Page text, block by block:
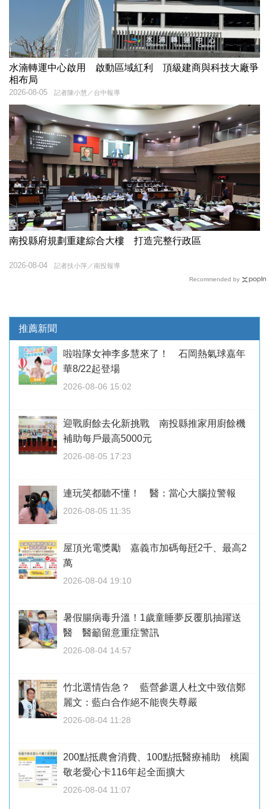
水湳轉運中心啟用 啟動區域紅利 頂級建商與科技大廠爭
相布局
記者陳小慧／台中報導
2026-08-05
南投縣府規劃重建綜合大樓 打造完整行政區
記者扶小萍／南投報導
2026-08-04
Recommended by
推薦新聞
啦啦隊女神李多慧來了！ 石岡熱氣球嘉年
華8/22起登場
2026-08-06 15:02
迎戰廚餘去化新挑戰 南投縣推家用廚餘機
補助每戶最高5000元
2026-08-05 17:23
連玩笑都聽不懂！ 醫：當心大腦拉警報
2026-08-05 11:35
屋頂光電獎勵 嘉義市加碼每瓩2千、最高2
萬
2026-08-04 19:10
暑假腸病毒升溫！1歲童睡夢反覆肌抽躍送
醫 醫籲留意重症警訊
2026-08-04 14:57
竹北選情告急？ 藍營參選人杜文中致信鄭
麗文：藍白合作絕不能喪失尊嚴
2026-08-04 11:28
200點抵農會消費、100點抵醫療補助 桃園
敬老愛心卡116年起全面擴大
2026-08-04 11:07